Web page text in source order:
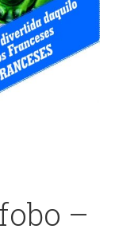
–